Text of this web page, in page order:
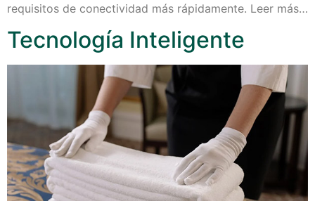
requisitos de conectividad más rápidamente. Leer más…
Tecnología Inteligente